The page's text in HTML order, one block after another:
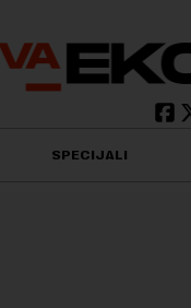
SPECIJALI